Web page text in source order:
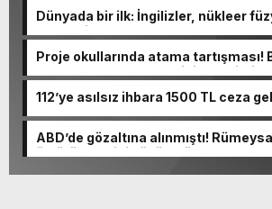
Dünyada bir ilk: İngilizler, nükleer
ateşledi
Proje okullarında atama tartışması!
“Sıkıntı yaşanmaması için takvimi
112’ye asılsız ihbara 1500 TL ceza
ABD’de gözaltına alınmıştı!
öldürüleceğini düşünmüş